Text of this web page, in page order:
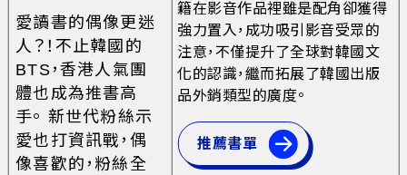
愛讀書的偶像更迷
人？！不止韓國的
BTS，香港人氣團
體也成為推書高
手。 新世代粉絲示
愛也打資訊戰，偶
像喜歡的，粉絲全
籍在影音作品裡雖是配角卻獲得
強力置入，成功吸引影音受眾的
注意，不僅提升了全球對韓國文
化的認識，繼而拓展了韓國出版
品外銷類型的廣度。
推薦書單